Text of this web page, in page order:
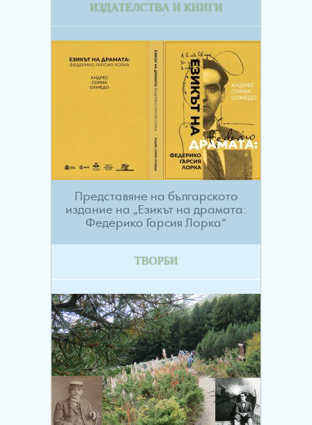
ИЗДАТЕЛСТВА И КНИГИ
Представяне на българското
издание на „Езикът на драмата:
Федерико Гарсия Лорка“
ТВОРБИ